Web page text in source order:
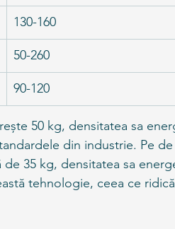
130-160
50-260
90-120
50 kg, densitatea sa
din industrie. Pe
35 kg, densitatea sa
tehnologie, ceea ce